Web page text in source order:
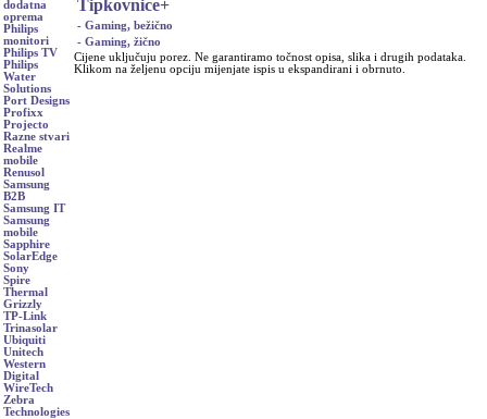
dodatna
oprema
Philips
monitori
Philips TV
Philips
Water
Solutions
Port Designs
Profixx
Projecto
Razne stvari
Realme
mobile
Renusol
Samsung
B2B
Samsung IT
Samsung
mobile
Sapphire
SolarEdge
Sony
Spire
Thermal
Grizzly
TP-Link
Trinasolar
Ubiquiti
Unitech
Western
Digital
WireTech
Zebra
Technologies
Tipkovnice+
- Gaming, bežično
- Gaming, žično
Cijene uključuju porez. Ne garantiramo točnost opisa, slika i drugih podataka.
Klikom na željenu opciju mijenjate ispis u ekspandirani i obrnuto.